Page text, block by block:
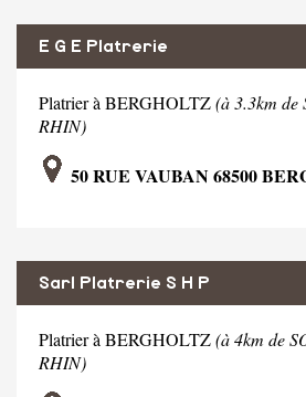
E G E Platrerie
Platrier à BERGHOLTZ(à 3.3km
RHIN)
50 RUE VAUBAN 68500
Sarl Platrerie S H P
Platrier à BERGHOLTZ(à 4km de
RHIN)